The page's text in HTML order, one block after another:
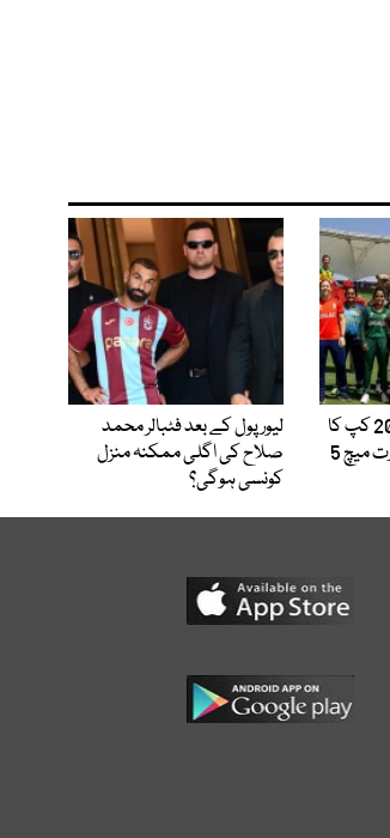
اے سی سی ویمن ٹی 20 کپ کا
شیڈول جاری، پاک بھارت میچ 5
لیور پول کے بعد فٹبالر محمد
صلاح کی اگلی ممکنہ منزل
کونسی ہوگی؟